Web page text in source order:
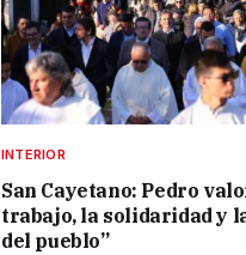
INTERIOR
San Cayetano: Pedro
trabajo, la solidaridad y
del pueblo”